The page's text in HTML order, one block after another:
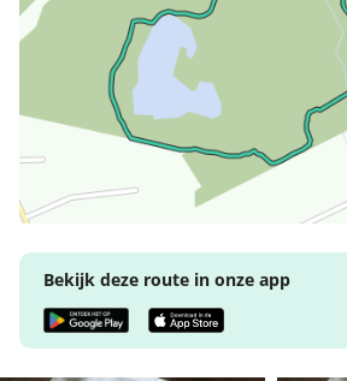
Bekijk deze route in onze app